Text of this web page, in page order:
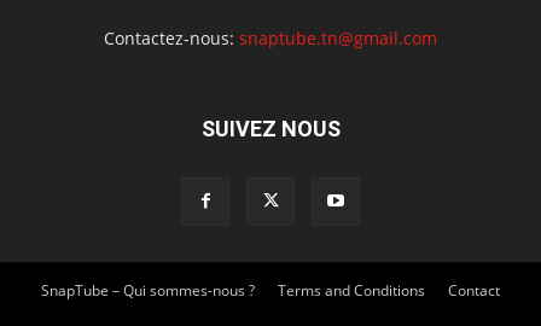
Contactez-nous: snaptube.tn@gmail.com
SUIVEZ NOUS
SnapTube – Qui sommes-nous ? Terms and Conditions Contact